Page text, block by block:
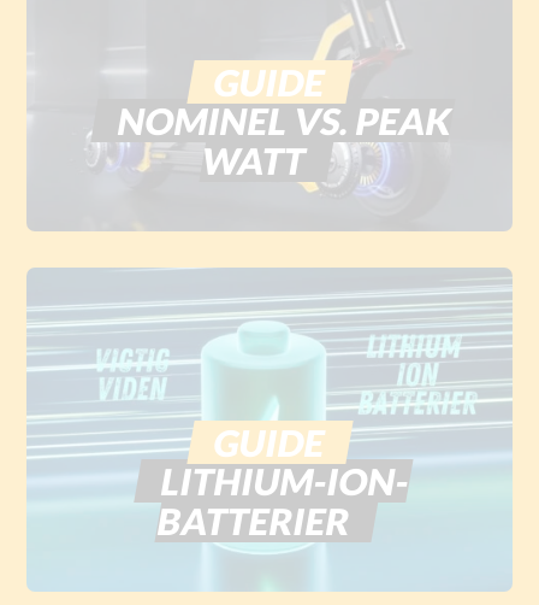
GUIDE
NOMINEL VS. PEAK
WATT
GUIDE
LITHIUM-ION-
BATTERIER